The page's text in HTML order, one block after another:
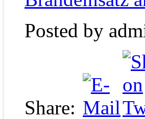
Posted by
Share: